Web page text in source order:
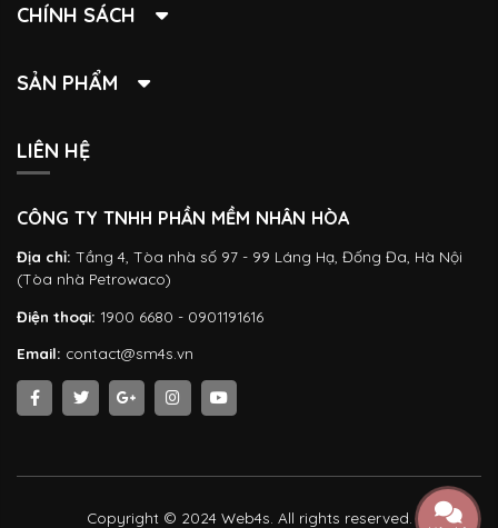
CHÍNH SÁCH
SẢN PHẨM
LIÊN HỆ
CÔNG TY TNHH PHẦN MỀM NHÂN HÒA
Địa chỉ: Tầng 4, Tòa nhà số 97 - 99 Láng Hạ, Đống Đa, Hà Nội
(Tòa nhà Petrowaco)
Điện thoại: 1900 6680 - 0901191616
Email: contact@sm4s.vn
Copyright © 2024 Web4s. All rights reserved.